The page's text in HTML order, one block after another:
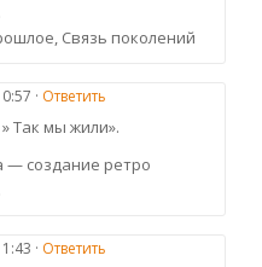
Связь поколений
· Ответить
Так мы жили».
— создание ретро
· Ответить